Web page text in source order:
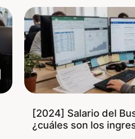
palabras que estabas a
partir de las primeras
herramientas […]
[2024] Salario del
¿cuáles son los